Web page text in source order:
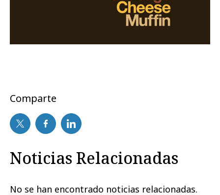
Comparte
Noticias Relacionadas
No se han encontrado noticias relacionadas.